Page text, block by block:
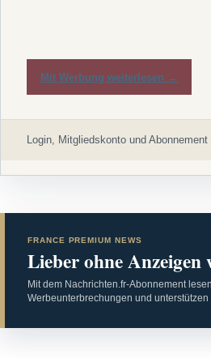
Mit Werbung weiterlesen →
Login, Mitgliedskonto und
FRANCE PREMIUM NEWS
Lieber ohne Anzeigen
Mit dem Nachrichten.fr-Abonnement
Werbeunterbrechungen und